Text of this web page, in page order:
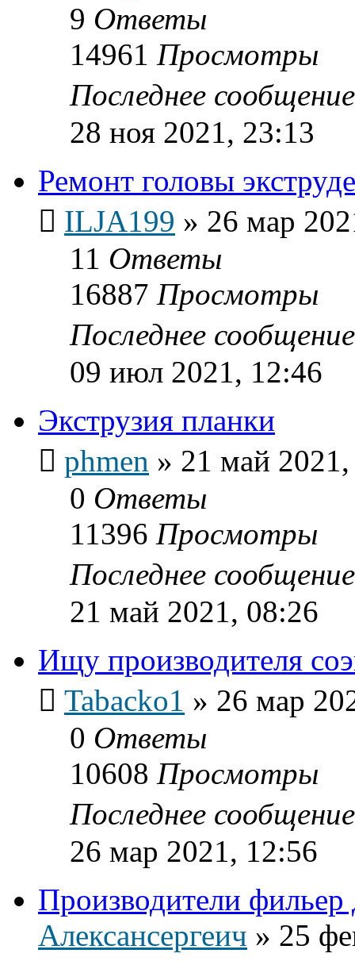
9 Ответы
14961 Просмотры
Последнее
28 ноя 2021, 23:13
Ремонт головы
ILJA199 » 26 мар
11 Ответы
16887 Просмотры
Последнее
09 июл 2021, 12:46
Экструзия планки
phmen » 21 май
0 Ответы
11396 Просмотры
Последнее
21 май 2021, 08:26
Ищу производителя
Tabacko1 » 26 мар
0 Ответы
10608 Просмотры
Последнее
26 мар 2021, 12:56
Производители
Алексансергеич » 25